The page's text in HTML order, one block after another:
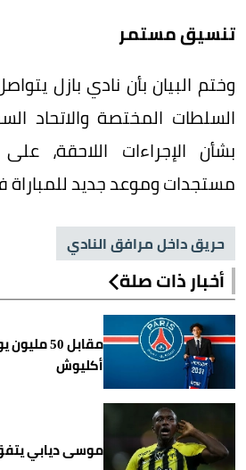
تنسيق مستمر
وختم البيان بأن نادي بازل
السلطات المختصة والاتحاد
بشأن الإجراءات اللاحقة،
مستجدات وموعد جديد
حريق داخل مرافق النادي
أخبار ذات صلة
مقابل 50
أكليوش
موسى ديابي